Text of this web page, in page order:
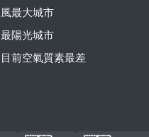
風最大城市
最陽光城市
目前空氣質素最差